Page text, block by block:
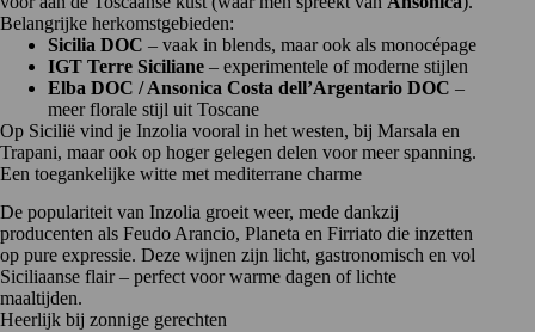
Belangrijke herkomstgebieden:
Sicilia DOC – vaak in blends, maar ook als monocépage
IGT Terre Siciliane – experimentele of moderne stijlen
Elba DOC / Ansonica Costa dell’Argentario DOC –
meer florale stijl uit Toscane
Op Sicilië vind je Inzolia vooral in het westen, bij Marsala en
Trapani, maar ook op hoger gelegen delen voor meer spanning.
Een toegankelijke witte met mediterrane charme
De populariteit van Inzolia groeit weer, mede dankzij
producenten als Feudo Arancio, Planeta en Firriato die inzetten
op pure expressie. Deze wijnen zijn licht, gastronomisch en vol
Siciliaanse flair – perfect voor warme dagen of lichte
maaltijden.
Heerlijk bij zonnige gerechten